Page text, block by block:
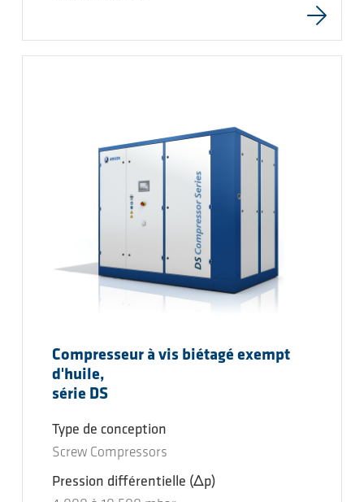
Compresseur à vis biétagé exempt
d'huile,
série DS
Type de conception
Screw Compressors
Pression différentielle (Δp)